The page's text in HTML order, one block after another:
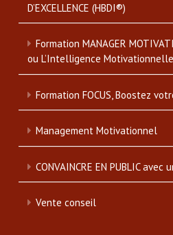
D’EXCELLENCE (HBDI®)
Formation MANAGER
ou L’Intelligence Motivationnelle
Formation FOCUS, Boostez
Management Motivationnel
CONVAINCRE EN PUBLIC
Vente conseil